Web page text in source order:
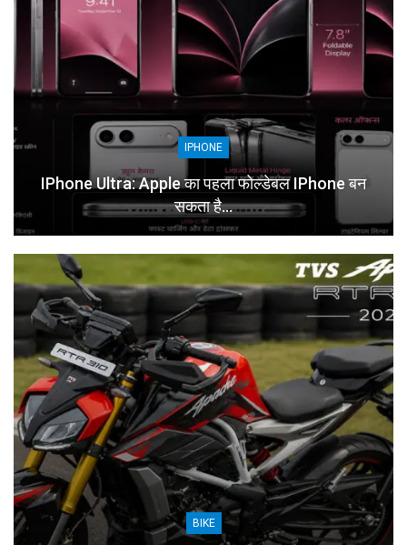
IPHONE
IPhone Ultra: Apple का पहला फोल्डेबल IPhone बन
सकता है…
BIKE